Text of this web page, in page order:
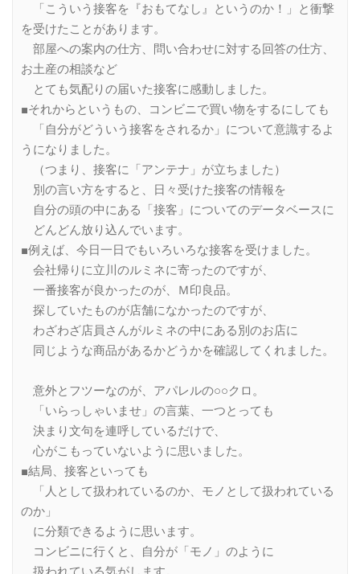
「こういう接客を『おもてなし』というのか！」と衝撃
を受けたことがあります。
部屋への案内の仕方、問い合わせに対する回答の仕方、
お土産の相談など
とても気配りの届いた接客に感動しました。
■それからというもの、コンビニで買い物をするにしても
「自分がどういう接客をされるか」について意識するよ
うになりました。
（つまり、接客に「アンテナ」が立ちました）
別の言い方をすると、日々受けた接客の情報を
自分の頭の中にある「接客」についてのデータベースに
どんどん放り込んでいます。
■例えば、今日一日でもいろいろな接客を受けました。
会社帰りに立川のルミネに寄ったのですが、
一番接客が良かったのが、Ｍ印良品。
探していたものが店舗になかったのですが、
わざわざ店員さんがルミネの中にある別のお店に
同じような商品があるかどうかを確認してくれました。
意外とフツーなのが、アパレルの○○クロ。
「いらっしゃいませ」の言葉、一つとっても
決まり文句を連呼しているだけで、
心がこもっていないように思いました。
■結局、接客といっても
「人として扱われているのか、モノとして扱われている
のか」
に分類できるように思います。
コンビニに行くと、自分が「モノ」のように